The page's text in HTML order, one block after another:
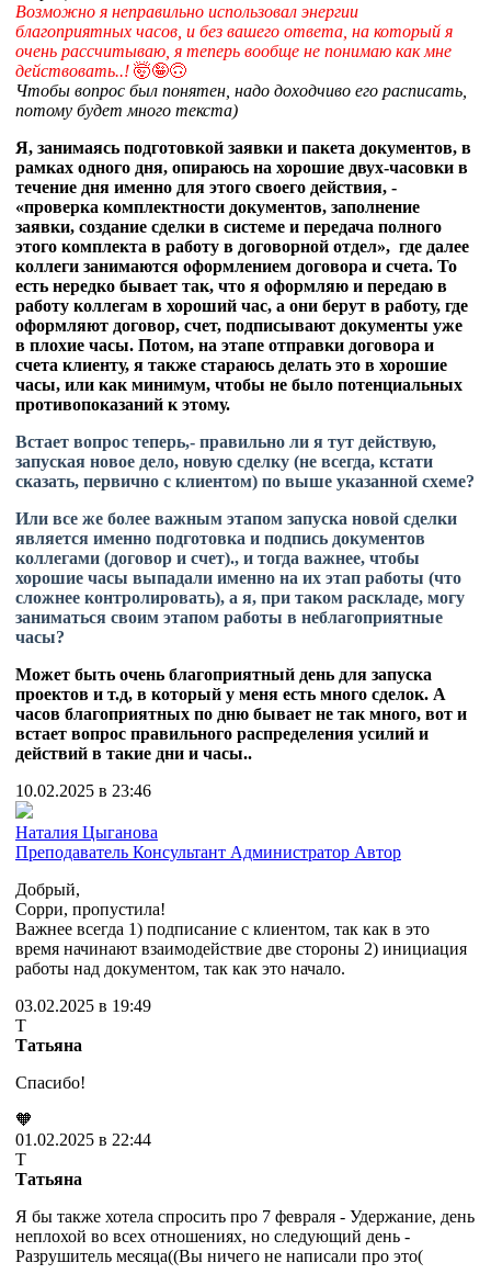
Возможно я неправильно использовал энергии
благоприятных часов, и без вашего ответа, на который я
очень рассчитываю, я теперь вообще не понимаю как мне
действовать..! 🤯🤪🙃
Чтобы вопрос был понятен, надо доходчиво его расписать,
потому будет много текста)
Я, занимаясь подготовкой заявки и пакета документов, в
рамках одного дня, опираюсь на хорошие двух-часовки в
течение дня именно для этого своего действия, -
«проверка комплектности документов, заполнение
заявки, создание сделки в системе и передача полного
этого комплекта в работу в договорной отдел», где далее
коллеги занимаются оформлением договора и счета. То
есть нередко бывает так, что я оформляю и передаю в
работу коллегам в хороший час, а они берут в работу, где
оформляют договор, счет, подписывают документы уже
в плохие часы. Потом, на этапе отправки договора и
счета клиенту, я также стараюсь делать это в хорошие
часы, или как минимум, чтобы не было потенциальных
противопоказаний к этому.
Встает вопрос теперь,- правильно ли я тут действую,
запуская новое дело, новую сделку (не всегда, кстати
сказать, первично с клиентом) по выше указанной схеме?
Или все же более важным этапом запуска новой сделки
является именно подготовка и подпись документов
коллегами (договор и счет)., и тогда важнее, чтобы
хорошие часы выпадали именно на их этап работы (что
сложнее контролировать), а я, при таком раскладе, могу
заниматься своим этапом работы в неблагоприятные
часы?
Может быть очень благоприятный день для запуска
проектов и т.д, в который у меня есть много сделок. А
часов благоприятных по дню бывает не так много, вот и
встает вопрос правильного распределения усилий и
действий в такие дни и часы..
10.02.2025 в 23:46
Наталия Цыганова
Преподаватель Консультант Администратор Автор
Добрый,
Сорри, пропустила!
Важнее всегда 1) подписание с клиентом, так как в это
время начинают взаимодействие две стороны 2) инициация
работы над документом, так как это начало.
03.02.2025 в 19:49
Т
Татьяна
Спасибо!
🧡
01.02.2025 в 22:44
Т
Татьяна
Я бы также хотела спросить про 7 февраля - Удержание, день
неплохой во всех отношениях, но следующий день -
Разрушитель месяца((Вы ничего не написали про это(